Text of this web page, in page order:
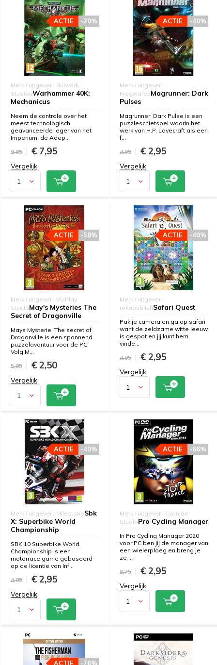
Merk / uitgever : Bulwark
StudiosWarhammer 40K:
Mechanicus
-20%
ACTIE
Neem de controle over het
meest technologisch
geavanceerde leger van het
Imperium: de Adep...
9,95
€ 7,95
Vergelijk
Merk / uitgever :
FrogwaresMagrunner: Dark
Pulses
-40%
ACTIE
Magrunner: Dark Pulse is een
puzzleschietspel waarin het
werk van H.P. Lovecraft als een
f...
4,95
€ 2,95
Vergelijk
Merk / uitgever : V5 Play
StudioMay's Mysteries The
Secret of Dragonville
-58%
ACTIE
Mays Mysterie, The secret of
Dragonville is een spannend
puzzelavontuur voor de PC.
Volg M...
5,95
€ 2,50
Vergelijk
Merk / uitgever :
rokapublishSafari Quest
-40%
ACTIE
Pak je camera en ga op safari
want de zeldzame witte leeuw
is gespot en jij kunt hem
vinde...
4,95
€ 2,95
Vergelijk
Merk / uitgever : MilestoneSbk
X: Superbike World
Championship
-40%
ACTIE
SBK 10 Superbike World
Championship is een
motorrace game gebaseerd
op de licentie van Inf...
4,95
€ 2,95
Vergelijk
Merk / uitgever : Cyanide
StudioPro Cycling Manager
-66%
ACTIE
In Pro Cycling Manager 2020
voor PC ben jij de manager van
een wielerploeg en breng je
ze ...
8,75
€ 2,95
Vergelijk
-76%
ACTIE